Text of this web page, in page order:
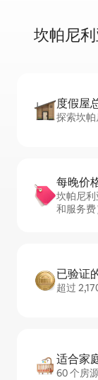
坎帕尼
度假屋
探索坎
每晚价
坎帕尼
和服务费
已验证
超过
适合家
60 个房